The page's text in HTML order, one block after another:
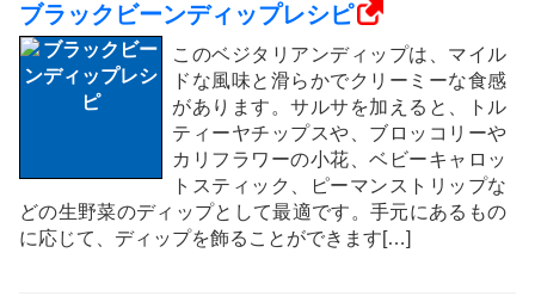
ブラックビーンディップレシピ
このベジタリアンディップは、マイル
ドな風味と滑らかでクリーミーな食感
があります。サルサを加えると、トル
ティーヤチップスや、ブロッコリーや
カリフラワーの小花、ベビーキャロッ
トスティック、ピーマンストリップな
どの生野菜のディップとして最適です。手元にあるもの
に応じて、ディップを飾ることができます[…]